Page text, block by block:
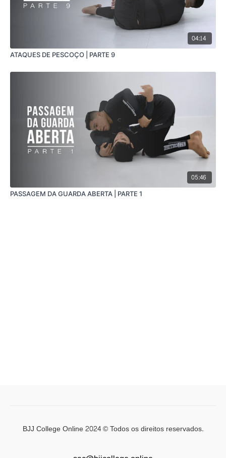
04:14
ATAQUES DE PESCOÇO | PARTE 9
05:46
PASSAGEM DA GUARDA ABERTA | PARTE 1
BJJ College Online 2024 © Todos os direitos reservados.